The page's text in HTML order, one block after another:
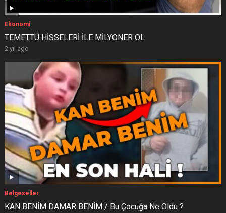
Ekonomi
TEMETTÜ HİSSELERİ İLE MİLYONER OL
2 yıl ago
Belgeseller
KAN BENİM DAMAR BENİM / Bu Çocuğa Ne Oldu ?